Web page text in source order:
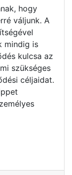
hogy
váljunk. A
mindig is
kulcsa az
szükséges
céljaidat.